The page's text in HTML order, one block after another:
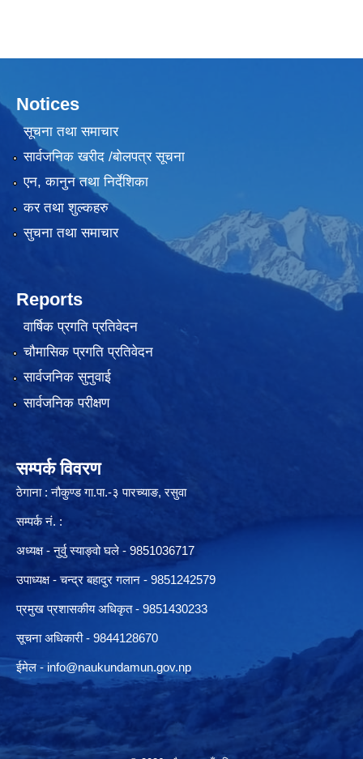
Notices
सूचना तथा समाचार
सार्वजनिक खरीद /बोलपत्र सूचना
एन, कानुन तथा निर्देशिका
कर तथा शुल्कहरु
सुचना तथा समाचार
Reports
वार्षिक प्रगति प्रतिवेदन
चौमासिक प्रगति प्रतिवेदन
सार्वजनिक सुनुवाई
सार्वजनिक परीक्षण
सम्पर्क विवरण
ठेगाना : नौकुण्ड गा.पा.-३ पारच्याङ, रसुवा
सम्पर्क नं. :
अध्यक्ष - नुर्वु स्याङ्वो घले - 9851036717
उपाध्यक्ष - चन्द्र बहादुर गलान - 9851242579
प्रमुख प्रशासकीय अधिकृत - 9851430233
सूचना अधिकारी - 9844128670
ईमेल - info@naukundamun.gov.np